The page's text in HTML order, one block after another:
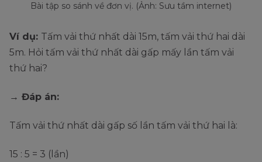
Bài tập so sánh về đơn vị. (Ảnh: Sưu tầm internet)
Ví dụ: Tấm vải thứ nhất dài 15m, tấm vải thứ hai dài
5m. Hỏi tấm vải thứ nhất dài gấp mấy lần tấm vải
thứ hai?
→ Đáp án:
Tấm vải thứ nhất dài gấp số lần tấm vải thứ hai là:
15 : 5 = 3 (lần)